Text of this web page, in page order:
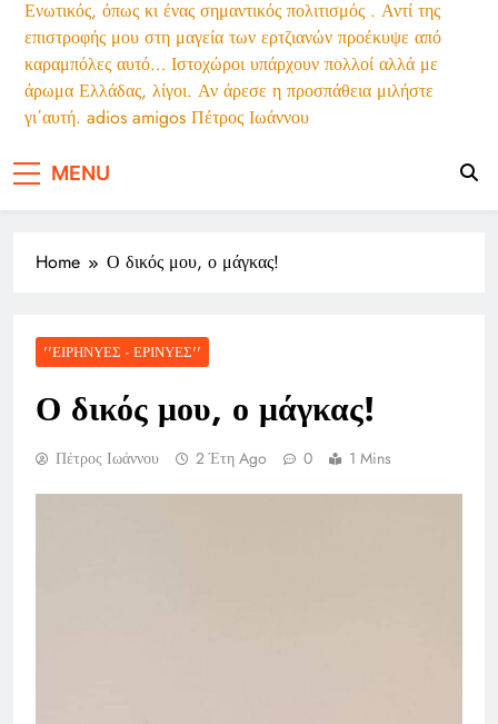
«Γιατί οι Τούρκοι συρρέουν στα ελληνικά
νησιά»: Τουρκική εφημερίδα εξηγεί τους
λόγους που οι γείτονες προτιμούν την
Ελλάδα για διακοπές
…Ένας χρόνος και κάτι χωρίς τον ωραίο
αυτό άνθρωπο
Μαρία, να ένα μήλο
Ενωτικός, όπως κι ένας σημαντικός πολιτισμός . Αντί της
επιστροφής μου στη μαγεία των ερτζιανών προέκυψε από
καραμπόλες αυτό… Ιστοχώροι υπάρχουν πολλοί αλλά με
άρωμα Ελλάδας, λίγοι. Αν άρεσε η προσπάθεια μιλήστε
γι΄αυτή. adios amigos Πέτρος Ιωάννου
MENU
Home Ο δικός μου, ο μάγκας!
''ΕΙΡΗΝΎΕΣ - ΕΡΙΝΎΕΣ''
Ο δικός μου, ο μάγκας!
Πέτρος Ιωάννου 2 Έτη Ago 0 1 Mins